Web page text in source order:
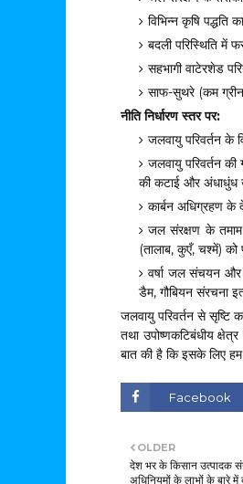
विभिन्न कृषि पद्धति
बदली परिस्थिति में
सहभागी वाटेरशेड
साफ-सुथरे (कम
नीति निर्धारण स्तर पर:
जलवायु परिवर्तन के
जलवायु परिवर्तन की
की कटाई और अंधाधुंध
कार्बन अधिग्रहण के
जल संरक्षण के तमाम
(तालाब, कुएँ, चश्में)
वर्षा जल संचयन
डैम, गौबियन संरचना
जलवायु परिवर्तन से सृष्टि
तथा उपोष्णकटिबंधीय
बात की है कि इसके लिए
Facebook
OLDER
देश भर के किसान उत्पादक
अधिनियमों के लाभों के बारे में